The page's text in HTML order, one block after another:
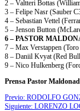
2 – Valtteri Bottas
3 – Felipe Nasr (Sauber
4 – Sebastian Vettel
5 – Jenson Button
6 – PASTOR
7 – Max Verstappen
8 – Daniil Kvyat (Red
9 – Nico Hulkenberg
Prensa Pastor
Previo: RODOLFO
Siguiente: LORENZO